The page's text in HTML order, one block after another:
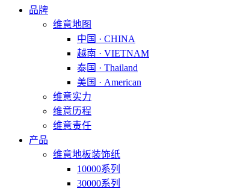
品牌
维意地图
中国 · CHINA
越南 · VIETNAM
泰国 · Thailand
美国 · American
维意实力
维意历程
维意责任
产品
维意地板装饰纸
10000系列
30000系列